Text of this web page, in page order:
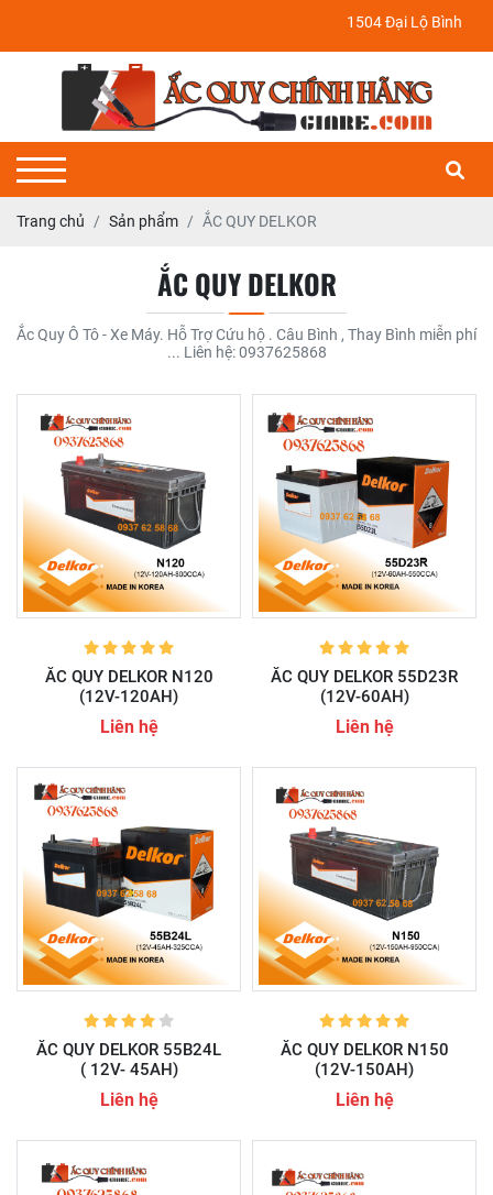
1504 Đại Lộ Bình Dương,
Trang chủ Sản phẩm ẮC QUY DELKOR
ẮC QUY DELKOR
Ắc Quy Ô Tô - Xe Máy. Hỗ Trợ Cứu hộ . Câu Bình , Thay Bình miễn phí
... Liên hệ: 0937625868
ẮC QUY DELKOR N120
(12V-120AH)
Liên hệ
ẮC QUY DELKOR 55D23R
(12V-60AH)
Liên hệ
ẮC QUY DELKOR 55B24L
( 12V- 45AH)
Liên hệ
ẮC QUY DELKOR N150
(12V-150AH)
Liên hệ